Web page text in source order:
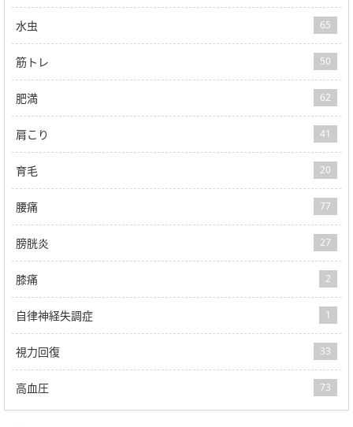
水虫 65
筋トレ 50
肥満 62
肩こり 41
育毛 20
腰痛 77
膀胱炎 27
膝痛 2
自律神経失調症 1
視力回復 33
高血圧 73